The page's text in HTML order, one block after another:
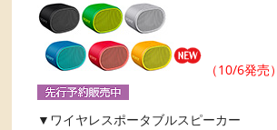
（10/6発売）
▼ワイヤレスポータブルスピーカー